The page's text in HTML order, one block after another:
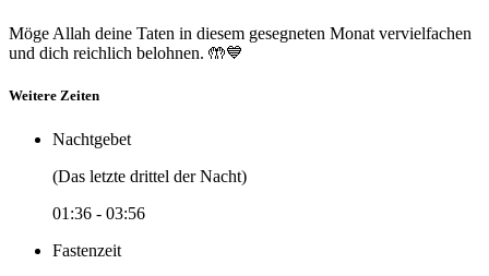
Möge Allah deine Taten in diesem gesegneten Monat vervielfachen
und dich reichlich belohnen. 🤲💙
Weitere Zeiten
Nachtgebet
(Das letzte drittel der Nacht)
01:36 - 03:56
Fastenzeit